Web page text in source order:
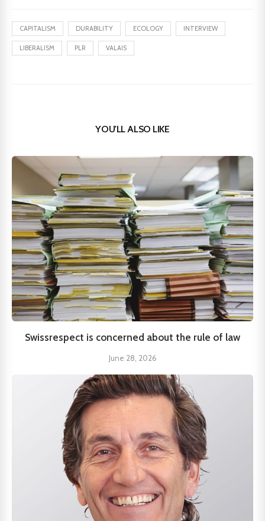
CAPITALISM DURABILITY ECOLOGY INTERVIEW
LIBERALISM PLR VALAIS
YOU'LL ALSO LIKE
Swissrespect is concerned about the rule of law
June 28, 2026